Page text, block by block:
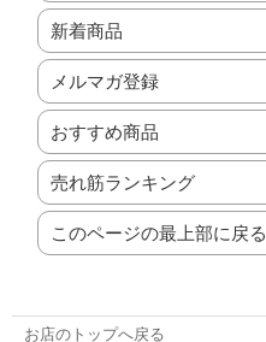
新着商品
メルマガ登録
おすすめ商品
売れ筋ランキング
このページの最上部に戻る
お店のトップへ戻る